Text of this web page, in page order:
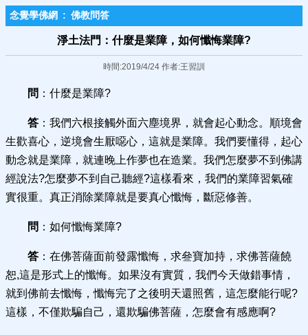
念覺學佛網 : 佛教問答
淨土法門：什麼是業障，如何懺悔業障?
時間:2019/4/24 作者:王習訓
問 ：什麼是業障?
答 ：我們六根接觸外面六塵境界，就會起心動念。順境會
生歡喜心，逆境會生厭噁心，這就是業障。我們要懂得，起心
動念就是業障，就連晚上作夢也在造業。我們怎麼夢不到佛講
經說法?怎麼夢不到自己聽經?這樣看來，我們的業障習氣確
實很重。真正消除業障就是要真心懺悔，斷惡修善。
問 ：如何懺悔業障?
答 ：在佛菩薩面前發露懺悔，求叄寶加持，求佛菩薩饒
恕,這是形式上的懺悔。如果沒有實質，我們今天做錯事情，
就到佛前去懺悔，懺悔完了之後明天還照舊，這怎麼能行呢?
這樣，不僅欺騙自己，還欺騙佛菩薩，怎麼會有感應啊?